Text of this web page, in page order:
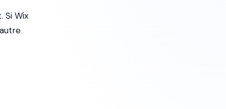
Si Wix